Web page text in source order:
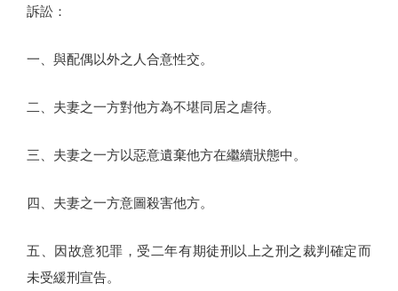
訴訟：
一、與配偶以外之人合意性交。
二、夫妻之一方對他方為不堪同居之虐待。
三、夫妻之一方以惡意遺棄他方在繼續狀態中。
四、夫妻之一方意圖殺害他方。
五、因故意犯罪，受二年有期徒刑以上之刑之裁判確定而
未受緩刑宣告。